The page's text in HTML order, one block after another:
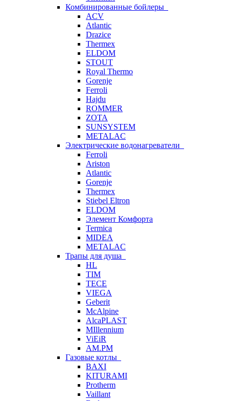
Комбинированные бойлеры
ACV
Atlantic
Drazice
Thermex
ELDOM
STOUT
Royal Thermo
Gorenje
Ferroli
Hajdu
ROMMER
ZOTA
SUNSYSTEM
METALAC
Электрические водонагреватели
Ferroli
Ariston
Atlantic
Gorenje
Thermex
Stiebel Eltron
ELDOM
Элемент Комфорта
Termica
MIDEA
METALAC
Трапы для душа
HL
TIM
TECE
VIEGA
Geberit
McAlpine
AlcaPLAST
MIllennium
ViEiR
AM.PM
Газовые котлы
BAXI
KITURAMI
Protherm
Vaillant